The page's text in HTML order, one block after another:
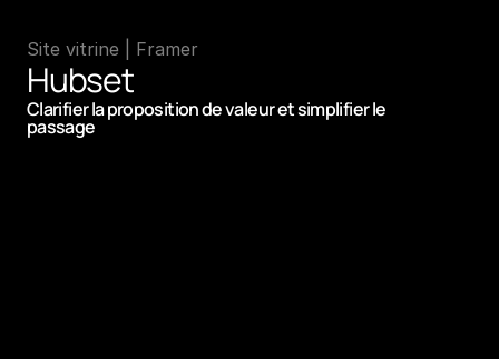
Site vitrine | Framer
Hubset
Clarifier la proposition de valeur et simplifier le
passage